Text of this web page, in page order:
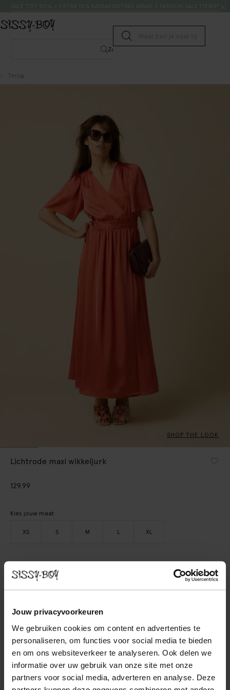
Jouw privacyvoorkeuren
We gebruiken cookies om content en advertenties te
personaliseren, om functies voor social media te bieden
en om ons websiteverkeer te analyseren. Ook delen we
informatie over uw gebruik van onze site met onze
partners voor social media, adverteren en analyse. Deze
Submit search
Zoeken
Terug
SHOP THE LOOK
Lichtrode maxi wikkeljurk
129.99
Kies jouw maat
XS S M L XL
Achteraf betalen
Snelle levering
OMSCHRIJVING